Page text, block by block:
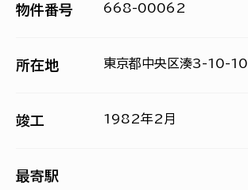
物件番号 668-00062
所在地 東京都中央区湊3-10-10
竣工 1982年2月
最寄駅